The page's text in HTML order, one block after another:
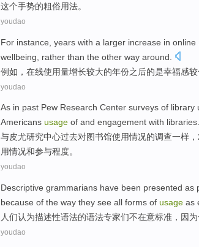
这个手势的粗俗用法。
youdao
For instance years with a larger increase in online
wellbeing
rather than the other way around.
例如 ， 在线使用量增长较大的年份之后的是幸福感较
youdao
As in past Pew Research Center surveys of library
Americans usage of and engagement with libraries.
与皮尤研究中心过去对图书馆使用情况的调查一样
用情况和参与程度。
youdao
Descriptive grammarians have been presented as
because of the way they see all forms of usage as
人们认为描述性语法的语法专家们不在意标准 ， 因为
youdao